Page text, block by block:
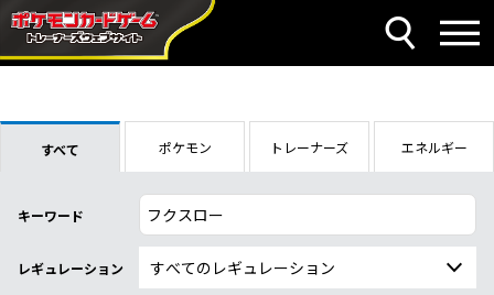
すべて ポケモン トレーナーズ エネルギー
キーワード
レギュレーション